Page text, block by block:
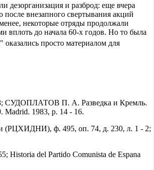
дезорганизация и разброд: еще вчера
внезапного свертывания акций
некоторые отряды продолжали
вплоть до начала 60-х годов. Но то была
просто материалом для
СУДОПЛАТОВ П. А. Разведка и Кремль.
Madrid. 1983, p. 14 - 16.
(РЦХИДНИ), ф. 495, оп. 74, д. 230, л. 1 - 2;
Historia del Partido Comunista de Espana